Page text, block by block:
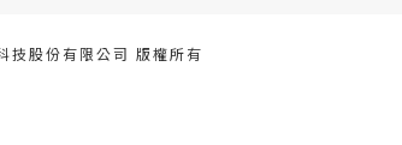
股份有限公司 版權所有